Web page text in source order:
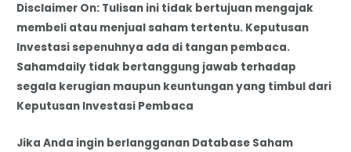
Disclaimer On: Tulisan ini tidak bertujuan mengajak
membeli atau menjual saham tertentu. Keputusan
Investasi sepenuhnya ada di tangan pembaca.
Sahamdaily tidak bertanggung jawab terhadap
segala kerugian maupun keuntungan yang timbul dari
Keputusan Investasi Pembaca
Jika Anda ingin berlangganan Database Saham